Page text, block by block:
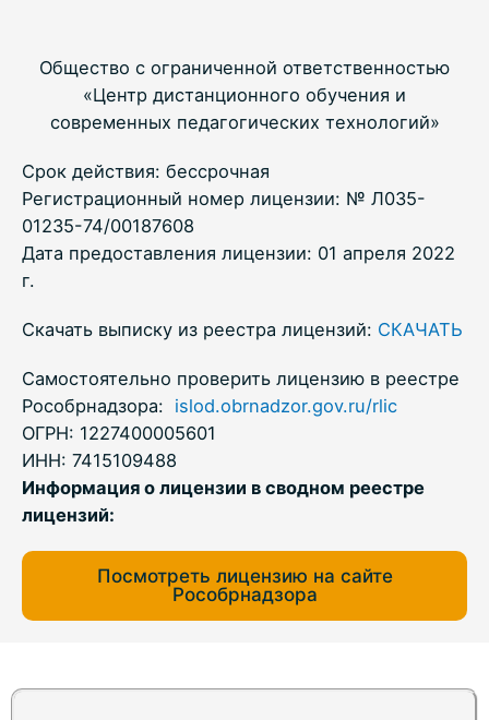
Общество с ограниченной ответственностью
«Центр дистанционного обучения и
современных педагогических технологий»
Срок действия: бессрочная
Регистрационный номер лицензии: № Л035-
01235-74/00187608
Дата предоставления лицензии: 01 апреля 2022
г.
Скачать выписку из реестра лицензий: СКАЧАТЬ
Самостоятельно проверить лицензию в реестре
Рособрнадзора: islod.obrnadzor.gov.ru/rlic
ОГРН: 1227400005601
ИНН: 7415109488
Информация о лицензии в сводном реестре
лицензий:
Посмотреть лицензию на сайте
Рособрнадзора